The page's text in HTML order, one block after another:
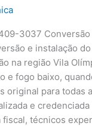
3037
e instalação
na região Vila
e fogo baixo,
original para todas
e
técnicos